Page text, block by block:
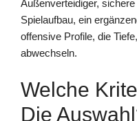
Außenverteidiger,
Spielaufbau, ein
offensive Profile, die
abwechseln.
Welche
Die